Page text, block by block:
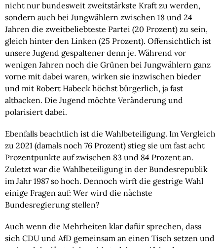
nicht nur bundesweit zweitstärkste Kraft zu werden,
sondern auch bei Jungwählern zwischen 18 und 24
Jahren die zweitbeliebteste Partei (20 Prozent) zu sein,
gleich hinter den Linken (25 Prozent). Offensichtlich ist
unsere Jugend gespaltener denn je. Während vor
wenigen Jahren noch die Grünen bei Jungwählern ganz
vorne mit dabei waren, wirken sie inzwischen bieder
und mit Robert Habeck höchst bürgerlich, ja fast
altbacken. Die Jugend möchte Veränderung und
polarisiert dabei.
Ebenfalls beachtlich ist die Wahlbeteiligung. Im Vergleich
zu 2021 (damals noch 76 Prozent) stieg sie um fast acht
Prozentpunkte auf zwischen 83 und 84 Prozent an.
Zuletzt war die Wahlbeteiligung in der Bundesrepublik
im Jahr 1987 so hoch. Dennoch wirft die gestrige Wahl
einige Fragen auf: Wer wird die nächste
Bundesregierung stellen?
Auch wenn die Mehrheiten klar dafür sprechen, dass
sich CDU und AfD gemeinsam an einen Tisch setzen und